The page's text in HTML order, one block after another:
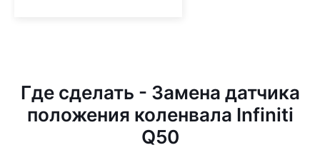
Где сделать - Замена датчика
положения коленвала Infiniti
Q50